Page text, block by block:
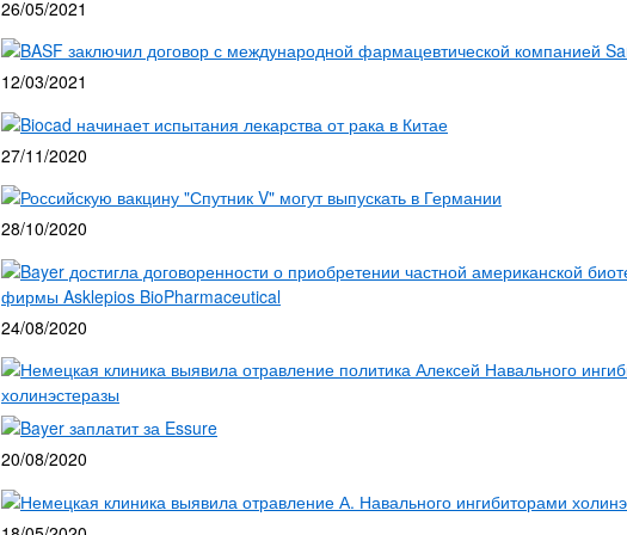
26/05/2021
BASF заключил договор с международной фармацевтической компанией
12/03/2021
Biocad начинает испытания лекарства от рака в Китае
27/11/2020
Российскую вакцину "Спутник V" могут выпускать в Германии
28/10/2020
Bayer достигла договоренности о приобретении частной американской
фирмы Asklepios BioPharmaceutical
24/08/2020
Немецкая клиника выявила отравление политика Алексей Навального
холинэстеразы
Bayer заплатит за Essure
20/08/2020
Немецкая клиника выявила отравление А. Навального ингибиторами